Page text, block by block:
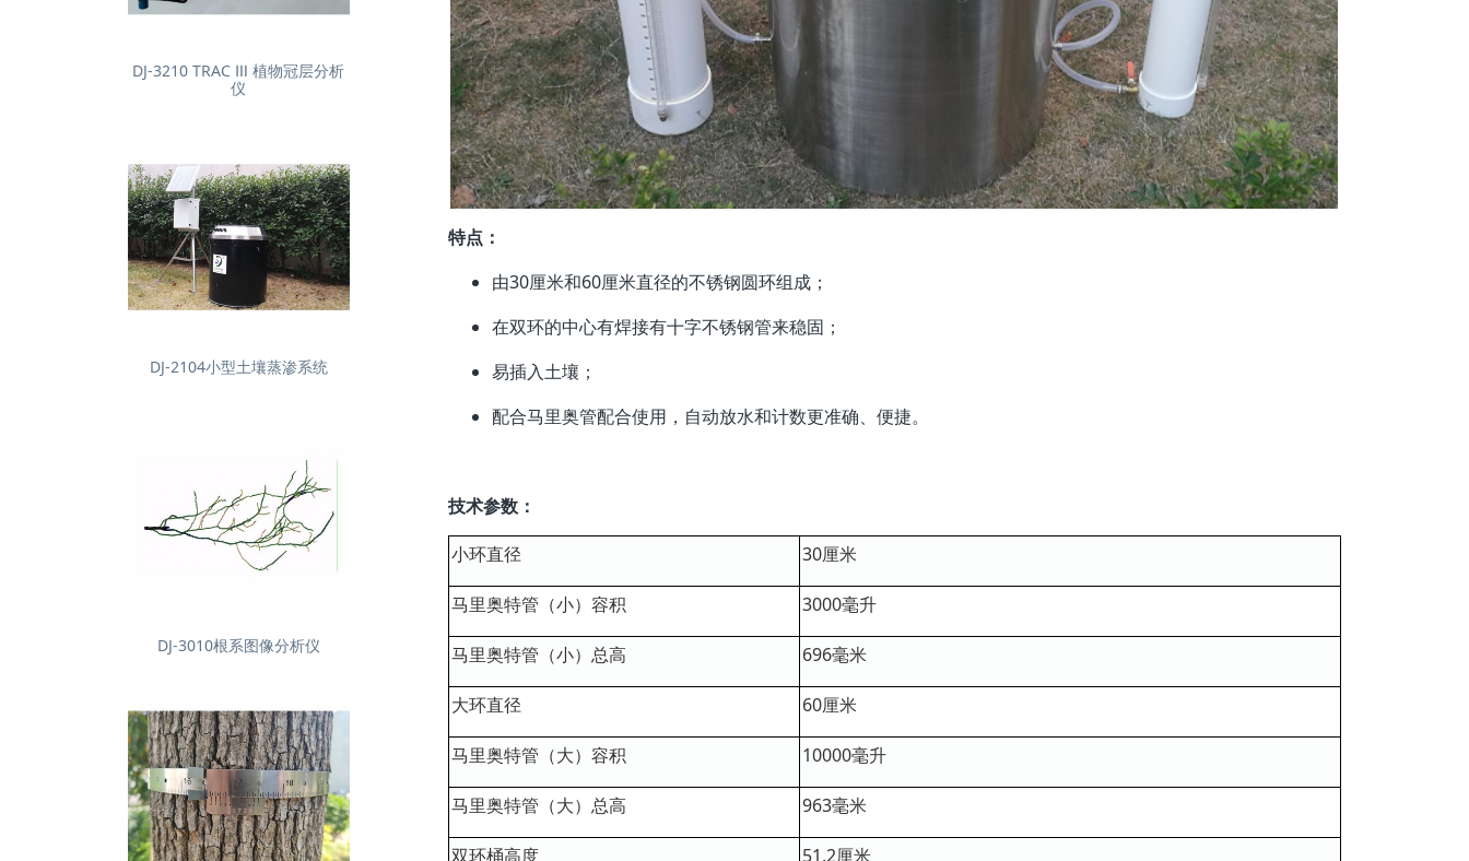
特点：
由30厘米和60厘米直径的不锈钢圆环组成；
在双环的中心有焊接有十字不锈钢管来稳固；
易插入土壤；
配合马里奥管配合使用，自动放水和计数更准确、便捷。
技术参数：
小环直径
30厘米
马里奥特管（小）容积 3000毫升
马里奥特管（小）总高 696毫米
大环直径 60厘米
马里奥特管（大）容积 10000毫升
马里奥特管（大）总高 963毫米
双环桶高度 51.2厘米
DJ-3210 TRAC Ⅲ 植物冠层分析
仪
DJ-2104小型土壤蒸渗系统
DJ-3010根系图像分析仪